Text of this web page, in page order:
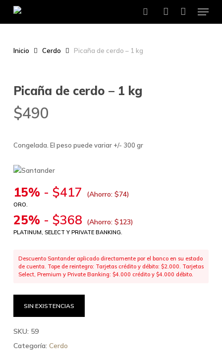
searchaccount
Menu
Inicio Cerdo Picaña de cerdo – 1 kg
Picaña de cerdo – 1 kg
$490
Congelada. El peso puede variar +/- 300 gr
15% - $417 (Ahorro: $74)
ORO.
25% - $368 (Ahorro: $123)
PLATINUM, SELECT Y PRIVATE BANKING.
Descuento Santander aplicado directamente por el banco en su estado
de cuenta. Tope de reintegro: Tarjetas crédito y débito: $2.000. Tarjetas
Select, Premium y Private Banking: $4.000 crédito y $4.000 débito.
SIN EXISTENCIAS
SKU: 59
Categoría: Cerdo